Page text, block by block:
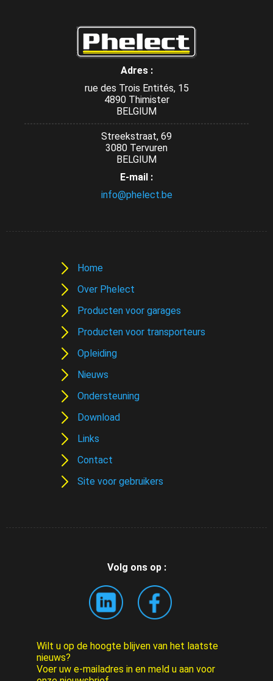
Adres :
rue des Trois Entités, 15
4890 Thimister
BELGIUM
Streekstraat, 69
3080 Tervuren
BELGIUM
E-mail :
info@phelect.be
Home
Over Phelect
Producten voor garages
Producten voor transporteurs
Opleiding
Nieuws
Ondersteuning
Download
Links
Contact
Site voor gebruikers
Volg ons op :
Wilt u op de hoogte blijven van het laatste
nieuws?
Voer uw e-mailadres in en meld u aan voor